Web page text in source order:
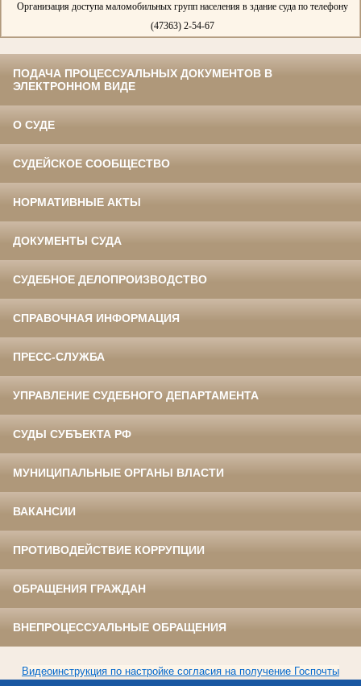
Организация доступа маломобильных групп населения в здание суда по телефону
(47363) 2-54-67
ПОДАЧА ПРОЦЕССУАЛЬНЫХ ДОКУМЕНТОВ В
ЭЛЕКТРОННОМ ВИДЕ
О СУДЕ
СУДЕЙСКОЕ СООБЩЕСТВО
НОРМАТИВНЫЕ АКТЫ
ДОКУМЕНТЫ СУДА
СУДЕБНОЕ ДЕЛОПРОИЗВОДСТВО
СПРАВОЧНАЯ ИНФОРМАЦИЯ
ПРЕСС-СЛУЖБА
УПРАВЛЕНИЕ СУДЕБНОГО ДЕПАРТАМЕНТА
СУДЫ СУБЪЕКТА РФ
МУНИЦИПАЛЬНЫЕ ОРГАНЫ ВЛАСТИ
ВАКАНСИИ
ПРОТИВОДЕЙСТВИЕ КОРРУПЦИИ
ОБРАЩЕНИЯ ГРАЖДАН
ВНЕПРОЦЕССУАЛЬНЫЕ ОБРАЩЕНИЯ
Видеоинструкция по настройке согласия на получение Госпочты